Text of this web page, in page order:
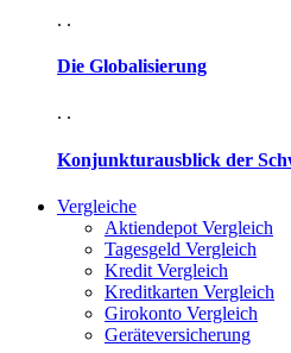
. .
Die Globalisierung
. .
Konjunkturausblick der
Vergleiche
Aktiendepot Vergleich
Tagesgeld Vergleich
Kredit Vergleich
Kreditkarten Vergleich
Girokonto Vergleich
Geräteversicherung